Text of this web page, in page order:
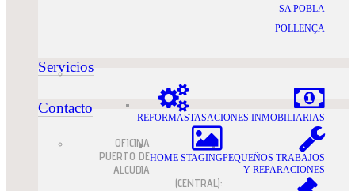
SA POBLA
POLLENÇA
Servicios
TASACIONES INMOBILIARIAS
REFORMAS
PEQUEÑOS TRABAJOS
Y REPARACIONES
HOME STAGING
Contacto
OFICINA
PUERTO DE
ALCUDIA
(CENTRAL):